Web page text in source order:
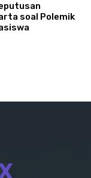
soal Polemik